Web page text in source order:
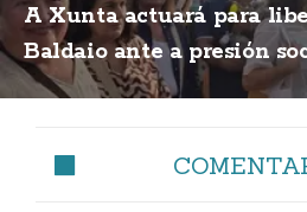
A Xunta actuará para
Baldaio ante a presión